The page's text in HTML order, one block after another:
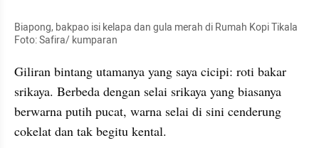
Biapong, bakpao isi kelapa dan gula merah di Rumah Kopi Tikala
Foto: Safira/ kumparan
srikaya. Berbeda dengan selai srikaya yang biasanya
berwarna putih pucat, warna selai di sini cenderung
cokelat dan tak begitu kental.